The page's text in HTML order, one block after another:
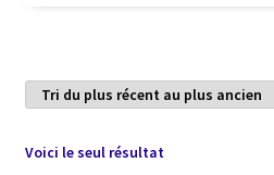
Voici le seul résultat